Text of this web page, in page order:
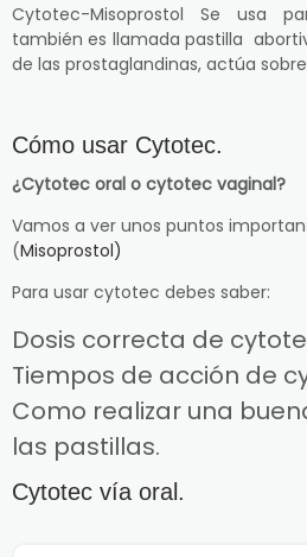
Cytotec-Misoprostol Se usa
también es llamada pastilla
de las prostaglandinas, actúa
Cómo usar Cytotec.
¿Cytotec oral o cytotec vaginal?
Vamos a ver unos puntos
(Misoprostol)
Para usar cytotec debes saber:
Dosis correcta de
Tiempos de acción de
Como realizar una
las pastillas.
Cytotec vía oral.